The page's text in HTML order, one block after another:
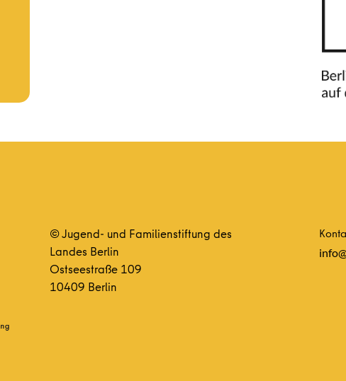
© Jugend- und Familienstiftung des
Landes Berlin
Ostseestraße 109
10409 Berlin